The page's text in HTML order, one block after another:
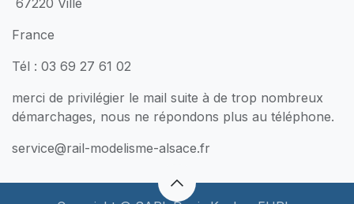
67220 Villé
France
Tél : 03 69 27 61 02
merci de privilégier le mail suite à de trop nombreux
démarchages, nous ne répondons plus au téléphone.
service@rail-modelisme-alsace.fr